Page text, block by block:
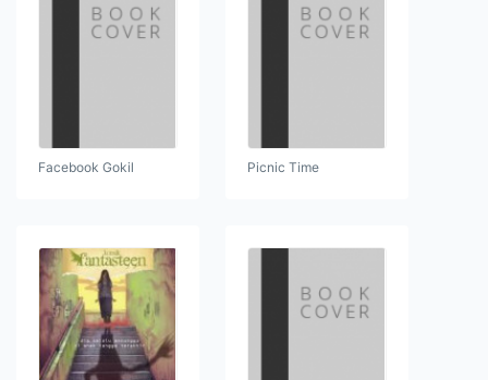
Facebook Gokil Picnic Time